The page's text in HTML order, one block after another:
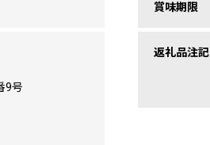
9号
賞味期限
返礼品注記